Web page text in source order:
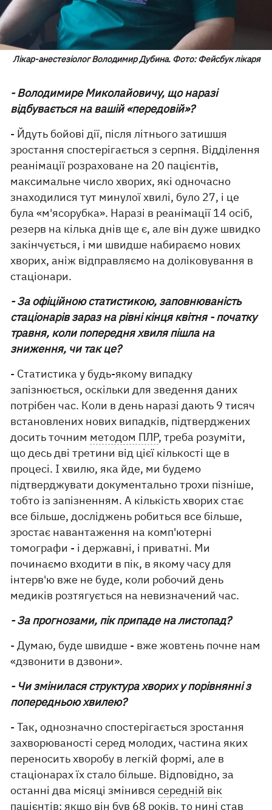
Лікар-анестезіолог Володимир Дубина. Фото: Фейсбук лікаря
- Володимире Миколайовичу, що наразі
відбувається на вашій «передовій»?
- Йдуть бойові дії, після літнього затишшя
зростання спостерігається з серпня. Відділення
реанімації розраховане на 20 пацієнтів,
максимальне число хворих, які одночасно
знаходилися тут минулої хвилі, було 27, і це
була «м'ясорубка». Наразі в реанімації 14 осіб,
резерв на кілька днів ще є, але він дуже швидко
закінчується, і ми швидше набираємо нових
хворих, аніж відправляємо на доліковування в
стаціонари.
- За офіційною статистикою, заповнюваність
стаціонарів зараз на рівні кінця квітня - початку
травня, коли попередня хвиля пішла на
зниження, чи так це?
- Статистика у будь-якому випадку
запізнюється, оскільки для зведення даних
потрібен час. Коли в день наразі дають 9 тисяч
встановлених нових випадків, підтверджених
досить точним методом ПЛР, треба розуміти,
що десь дві третини від цієї кількості ще в
процесі. І хвилю, яка йде, ми будемо
підтверджувати документально трохи пізніше,
тобто із запізненням. А кількість хворих стає
все більше, досліджень робиться все більше,
зростає навантаження на комп'ютерні
томографи - і державні, і приватні. Ми
починаємо входити в пік, в якому часу для
інтерв'ю вже не буде, коли робочий день
медиків розтягується на невизначений час.
- За прогнозами, пік припаде на листопад?
- Думаю, буде швидше - вже жовтень почне нам
«дзвонити в дзвони».
- Чи змінилася структура хворих у порівнянні з
попередньою хвилею?
- Так, однозначно спостерігається зростання
захворюваності серед молодих, частина яких
переносить хворобу в легкій формі, але в
стаціонарах їх стало більше. Відповідно, за
останні два місяці змінивсясередній вік
пацієнтів:якщо він був 68 років, то нині став